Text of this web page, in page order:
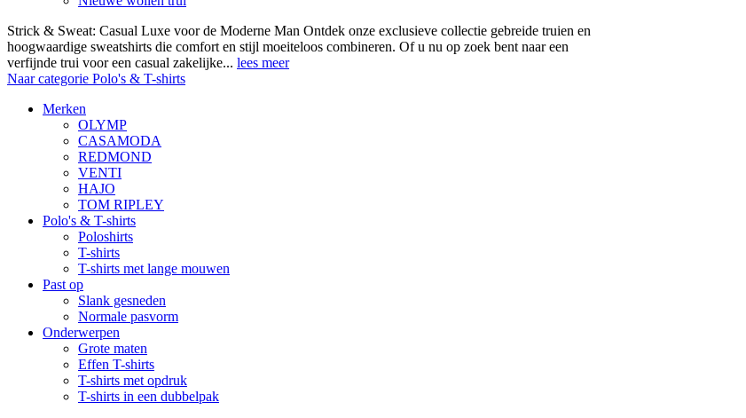
Strick & Sweat: Casual Luxe voor de Moderne Man Ontdek onze exclusieve collectie gebreide truien en
hoogwaardige sweatshirts die comfort en stijl moeiteloos combineren. Of u nu op zoek bent naar een
verfijnde trui voor een casual zakelijke... lees meer
Naar categorie Polo's & T-shirts
Merken
OLYMP
CASAMODA
REDMOND
VENTI
HAJO
TOM RIPLEY
Polo's & T-shirts
Poloshirts
T-shirts
T-shirts met lange mouwen
Past op
Slank gesneden
Normale pasvorm
Onderwerpen
Grote maten
Effen T-shirts
T-shirts met opdruk
T-shirts in een dubbelpak